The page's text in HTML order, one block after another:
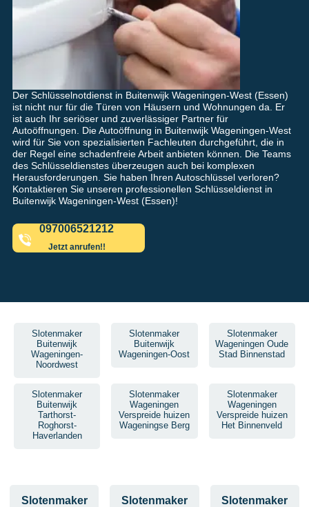
Der Schlüsselnotdienst in Buitenwijk Wageningen-West (Essen)
ist nicht nur für die Türen von Häusern und Wohnungen da. Er
ist auch Ihr seriöser und zuverlässiger Partner für
Autoöffnungen. Die Autoöffnung in Buitenwijk Wageningen-West
wird für Sie von spezialisierten Fachleuten durchgeführt, die in
der Regel eine schadenfreie Arbeit anbieten können. Die Teams
des Schlüsseldienstes überzeugen auch bei komplexen
Herausforderungen. Sie haben Ihren Autoschlüssel verloren?
Kontaktieren Sie unseren professionellen Schlüsseldienst in
Buitenwijk Wageningen-West (Essen)!
097006521212
Jetzt anrufen!!
Slotenmaker
Buitenwijk
Wageningen-
Noordwest
Slotenmaker
Buitenwijk
Wageningen-Oost
Slotenmaker
Wageningen Oude
Stad Binnenstad
Slotenmaker
Buitenwijk
Tarthorst-
Roghorst-
Haverlanden
Slotenmaker
Wageningen
Verspreide huizen
Wageningse Berg
Slotenmaker
Wageningen
Verspreide huizen
Het Binnenveld
Slotenmaker
Slotenmaker
Slotenmaker